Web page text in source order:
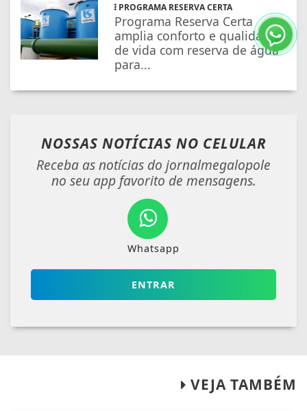
PROGRAMA RESERVA CERTA
Programa Reserva Certa
amplia conforto e qualidade
de vida com reserva de água
para...
NOSSAS NOTÍCIAS NO CELULAR
Receba as notícias do jornalmegalopole
no seu app favorito de mensagens.
Whatsapp
ENTRAR
VEJA TAMBÉM